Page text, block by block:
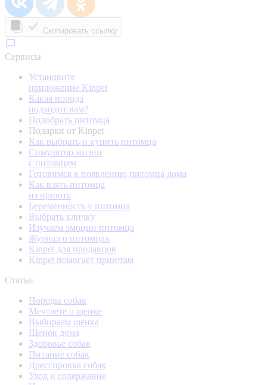
Скопировать ссылку
Сервисы
Установите
приложение Kinpet
Какая порода
подходит вам?
Подобрать питомца
Подарки от Kinpet
Как выбрать и купить питомца
Симулятор жизни
с питомцем
Готовимся к появлению питомца дома
Как взять питомца
из приюта
Беременность у питомца
Выбрать кличку
Изучаем эмоции питомца
Журнал о питомцах
Kinpet для продавцов
Kinpet помогает приютам
Статьи
Породы собак
Мечтаете о щенке
Выбираем щенка
Щенок дома
Здоровье собак
Питание собак
Дрессировка собак
Уход и содержание